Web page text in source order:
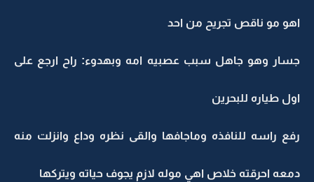
اهو مو ناقص تجريح من احد
جسار وهو جاهل سبب عصبيه امه وبهدوء: راح ارجع على
اول طياره للبحرين
رفع راسه للنافذه وماجافها والقى نظره وداع وانزلت منه
دمعه احرقته خلاص اهي موله لازم يجوف حياته ويتركها